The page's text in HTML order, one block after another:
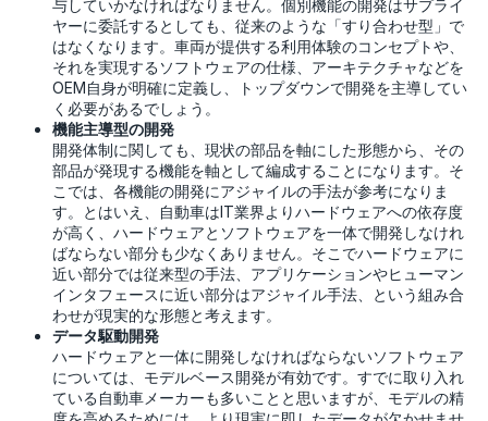
与していかなければなりません。個別機能の開発はサプライ
ヤーに委託するとしても、従来のような「すり合わせ型」で
はなくなります。車両が提供する利用体験のコンセプトや、
それを実現するソフトウェアの仕様、アーキテクチャなどを
OEM自身が明確に定義し、トップダウンで開発を主導してい
く必要があるでしょう。
機能主導型の開発
開発体制に関しても、現状の部品を軸にした形態から、その
部品が発現する機能を軸として編成することになります。そ
こでは、各機能の開発にアジャイルの手法が参考になりま
す。とはいえ、自動車はIT業界よりハードウェアへの依存度
が高く、ハードウェアとソフトウェアを一体で開発しなけれ
ばならない部分も少なくありません。そこでハードウェアに
近い部分では従来型の手法、アプリケーションやヒューマン
インタフェースに近い部分はアジャイル手法、という組み合
わせが現実的な形態と考えます。
データ駆動開発
ハードウェアと一体に開発しなければならないソフトウェア
については、モデルベース開発が有効です。すでに取り入れ
ている自動車メーカーも多いことと思いますが、モデルの精